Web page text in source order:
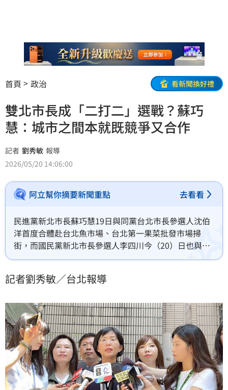
首頁 政治 看新聞換好禮
雙北市長成「二打二」選戰？蘇巧
慧：城市之間本就既競爭又合作
記者 劉秀敏 報導
2026/05/20 14:06:00
阿立幫你摘要新聞重點 去看看
民進黨新北市長蘇巧慧19日與同黨台北市長參選人沈伯
洋首度合體赴台北魚市場、台北第一果菜批發市場掃
街，而國民黨新北市長參選人李四川今（20）日也與台
北市長蔣萬安共同參訪負壓式吸菸室，雙北似乎進入
團隊的策略和節奏，新北隊和台北隊這次也會共同組成
時代。新世代連線會在不同的城市提出種種方案，希望
讓未來的雙北都能
記者劉秀敏／台北報導